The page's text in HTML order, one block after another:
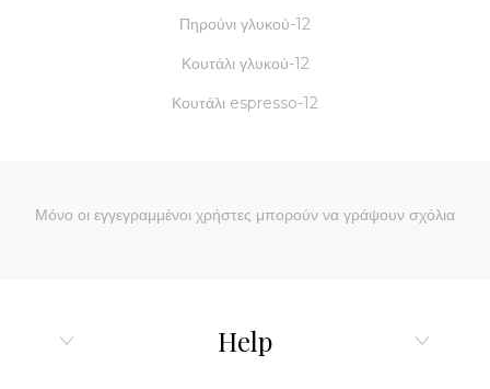
Πηρούνι γλυκού-12
Κουτάλι γλυκού-12
Κουτάλι espresso-12
Μόνο οι εγγεγραμμένοι χρήστες μπορούν να γράψουν σχόλια
Help